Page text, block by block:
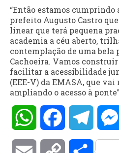
“Então estamos cumprindo
prefeito Augusto Castro
linear que terá pequena
academia a céu aberto,
contemplação de uma bela
Cachoeira. Vamos
facilitar a acessibilidade
(EEE-V) da EMASA, que
ampliando o acesso à
WhatsAppFacebook